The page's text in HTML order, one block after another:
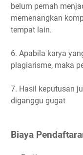
belum pernah
memenangkan
tempat lain.
6. Apabila karya
plagiarisme, maka
7. Hasil keputusan
diganggu gugat
Biaya